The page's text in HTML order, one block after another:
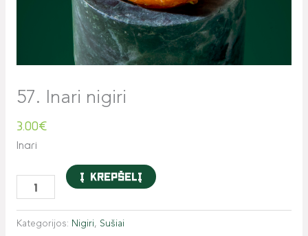
57. Inari nigiri
3.00€
Inari
Į krepšelį
Kategorijos: Nigiri, Sušiai